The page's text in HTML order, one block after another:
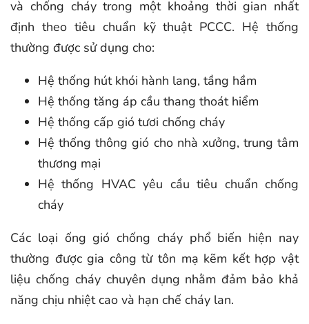
và chống cháy trong một khoảng thời gian nhất
định theo tiêu chuẩn kỹ thuật PCCC. Hệ thống
thường được sử dụng cho:
Hệ thống hút khói hành lang, tầng hầm
Hệ thống tăng áp cầu thang thoát hiểm
Hệ thống cấp gió tươi chống cháy
Hệ thống thông gió cho nhà xưởng, trung tâm
thương mại
Hệ thống HVAC yêu cầu tiêu chuẩn chống
cháy
Các loại ống gió chống cháy phổ biến hiện nay
thường được gia công từ tôn mạ kẽm kết hợp vật
liệu chống cháy chuyên dụng nhằm đảm bảo khả
năng chịu nhiệt cao và hạn chế cháy lan.